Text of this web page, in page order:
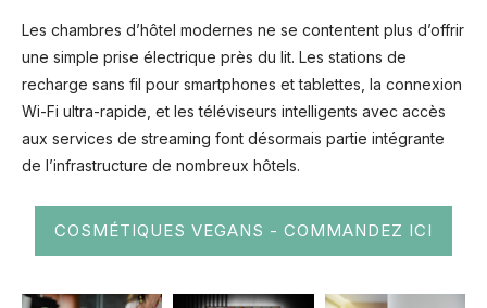
Les chambres d’hôtel modernes ne se contentent plus d’offrir
une simple prise électrique près du lit. Les stations de
recharge sans fil pour smartphones et tablettes, la connexion
Wi-Fi ultra-rapide, et les téléviseurs intelligents avec accès
aux services de streaming font désormais partie intégrante
de l’infrastructure de nombreux hôtels.
COSMÉTIQUES VEGANS - COMMANDEZ ICI